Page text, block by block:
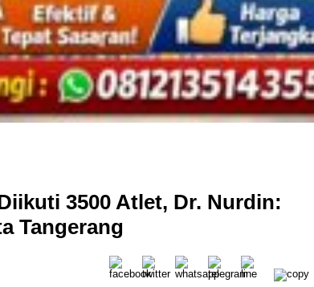
3500 Atlet, Dr. Nurdin:
Tangerang